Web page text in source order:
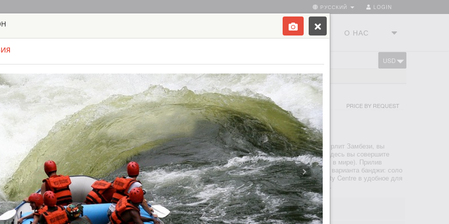
LOGIN
РУССКИЙ
ТУРСТУДИЯ О НАС
USD
ЗАМБИЯ
BUNGI JUMP СО СТОРОНЫ ЗАМБИИ
PRICE BY REQUEST
ЗАМБИЯ - ЛИВИНГСТОН
ЭКСКУРСИИ И РАЗВЛЕЧЕНИЯ
Когда позади вас водопад Виктория, а под мостом бурлит Замбези, вы
поймете, что этот банджи-джамп будет особенным. Здесь вы совершите
прыжок с высоты 111 метров (один из самых высоких в мире). Прилив
адреналина будет дикий, как река Замбези. Есть два варианта банджи: соло
или тандем с партнером. Мы встретимся в Day Activity Centre в удобное для
вас время (не забудьте взять паспорт!), прогуляемс...
Time From: 07:00; 07:30; 08:00; 08:30... 17:00
Duration: 01h 00m